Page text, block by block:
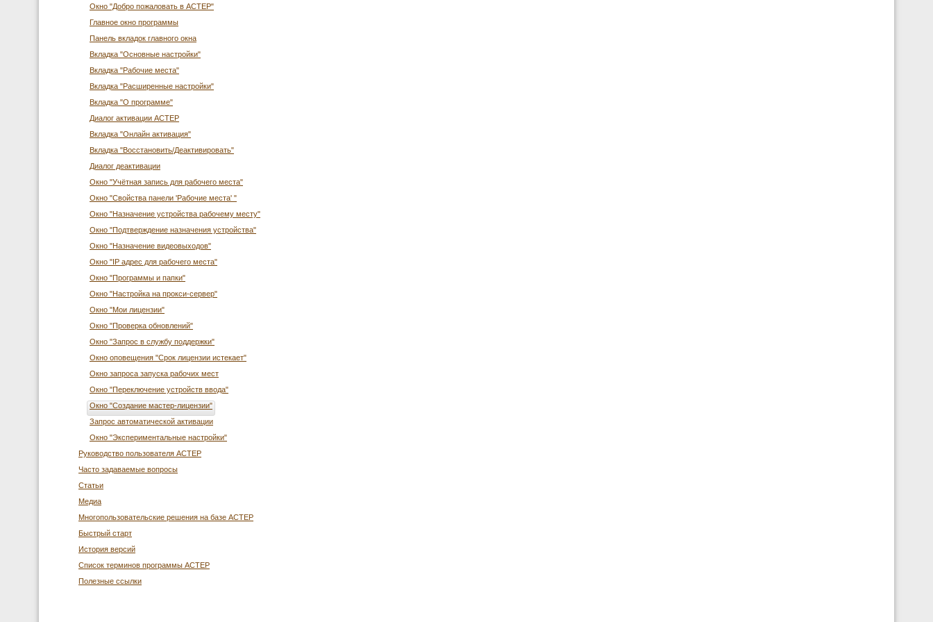
Окно "Добро пожаловать в АСТЕР"
Главное окно программы
Панель вкладок главного окна
Вкладка "Основные настройки"
Вкладка "Рабочие места"
Вкладка "Расширенные настройки"
Вкладка "О программе"
Диалог активации АСТЕР
Вкладка "Онлайн активация"
Вкладка "Восстановить/Деактивировать"
Диалог деактивации
Окно "Учётная запись для рабочего места"
Окно "Свойства панели 'Рабочие места' "
Окно "Назначение устройства рабочему месту"
Окно "Подтверждение назначения устройства"
Окно "Назначение видеовыходов"
Окно "IP адрес для рабочего места"
Окно "Программы и папки"
Окно "Настройка на прокси-сервер"
Окно "Мои лицензии"
Окно "Проверка обновлений"
Окно "Запрос в службу поддержки"
Окно оповещения "Срок лицензии истекает"
Окно запроса запуска рабочих мест
Окно "Переключение устройств ввода"
Окно "Создание мастер-лицензии"
Запрос автоматической активации
Окно "Экспериментальные настройки"
Руководство пользователя АСТЕР
Часто задаваемые вопросы
Статьи
Медиа
Многопользовательские решения на базе АСТЕР
Быстрый старт
История версий
Список терминов программы АСТЕР
Полезные ссылки